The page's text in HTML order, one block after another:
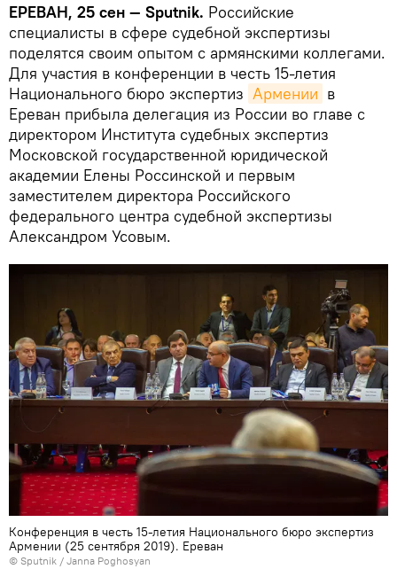
ЕРЕВАН, 25 сен — Sputnik. Российские
специалисты в сфере судебной экспертизы
поделятся своим опытом с армянскими коллегами.
Для участия в конференции в честь 15-летия
Национального бюро экспертиз Армении в
Ереван прибыла делегация из России во главе с
директором Института судебных экспертиз
Московской государственной юридической
академии Елены Россинской и первым
заместителем директора Российского
федерального центра судебной экспертизы
Александром Усовым.
Конференция в честь 15-летия Национального бюро экспертиз
Армении (25 сентября 2019). Еревaн
© Sputnik / Janna Poghosyan